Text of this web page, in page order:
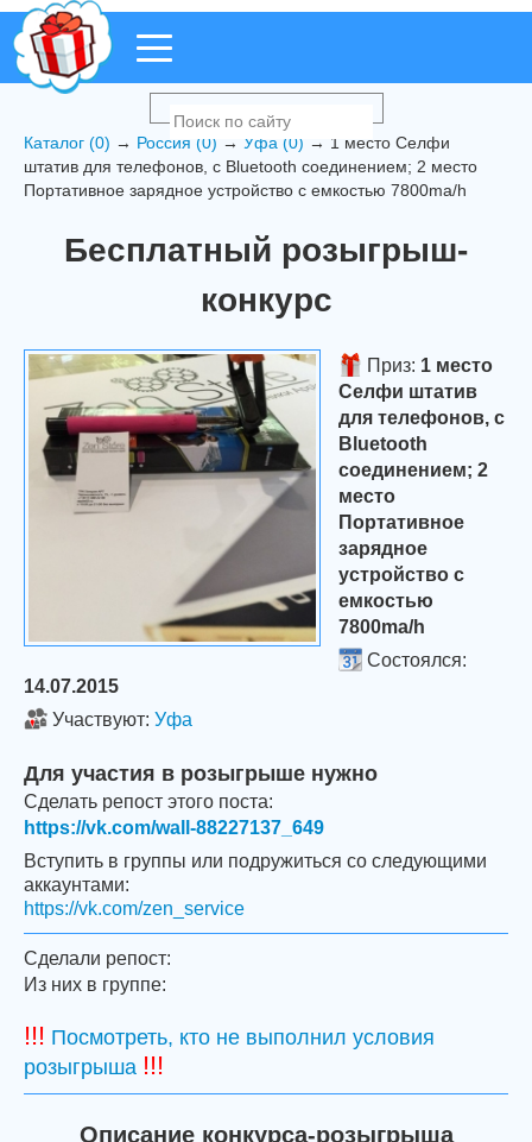
Каталог (0) → Россия (0) → Уфа (0) → 1 место Селфи
штатив для телефонов, с Bluetooth соединением; 2 место
Портативное зарядное устройство с емкостью 7800ma/h
Бесплатный розыгрыш-
конкурс
Приз: 1 место
Селфи штатив
для телефонов, с
Bluetooth
соединением; 2
место
Портативное
зарядное
устройство с
емкостью
7800ma/h
Состоялся:
14.07.2015
Участвуют: Уфа
Для участия в розыгрыше нужно
Сделать репост этого поста:
https://vk.com/wall-88227137_649
Вступить в группы или подружиться со следующими
аккаунтами:
https://vk.com/zen_service
Сделали репост:
Из них в группе:
!!! Посмотреть, кто не выполнил условия
розыгрыша !!!
Описание конкурса-розыгрыша